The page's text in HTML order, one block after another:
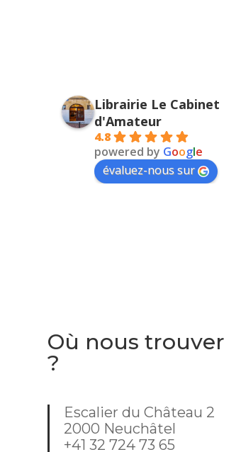
Librairie Le Cabinet
d'Amateur
4.8
powered by Google
évaluez-nous sur
l’année dernière
Une boutique avec une âme 😌❤️
Où nous trouver
?
Escalier du Château 2
2000 Neuchâtel
+41 32 724 73 65